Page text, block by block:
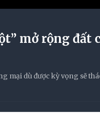
mở rộng đất
mại dù được kỳ vọng sẽ